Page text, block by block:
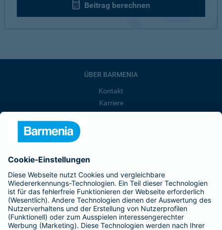
Beitrag berechnen
ÜBER BARMENIA
Kontakt
Karriere
Barmenia ist Teil der BarmeniaGothaer
BELIEBTE SEITEN
Kranken-Zusatzversicherung
Tierversicherungen
Haftpflichtversicherung